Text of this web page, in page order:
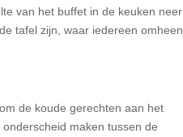
van het buffet in de keuken neer
tafel zijn, waar iedereen omheen
de koude gerechten aan het
maken tussen de